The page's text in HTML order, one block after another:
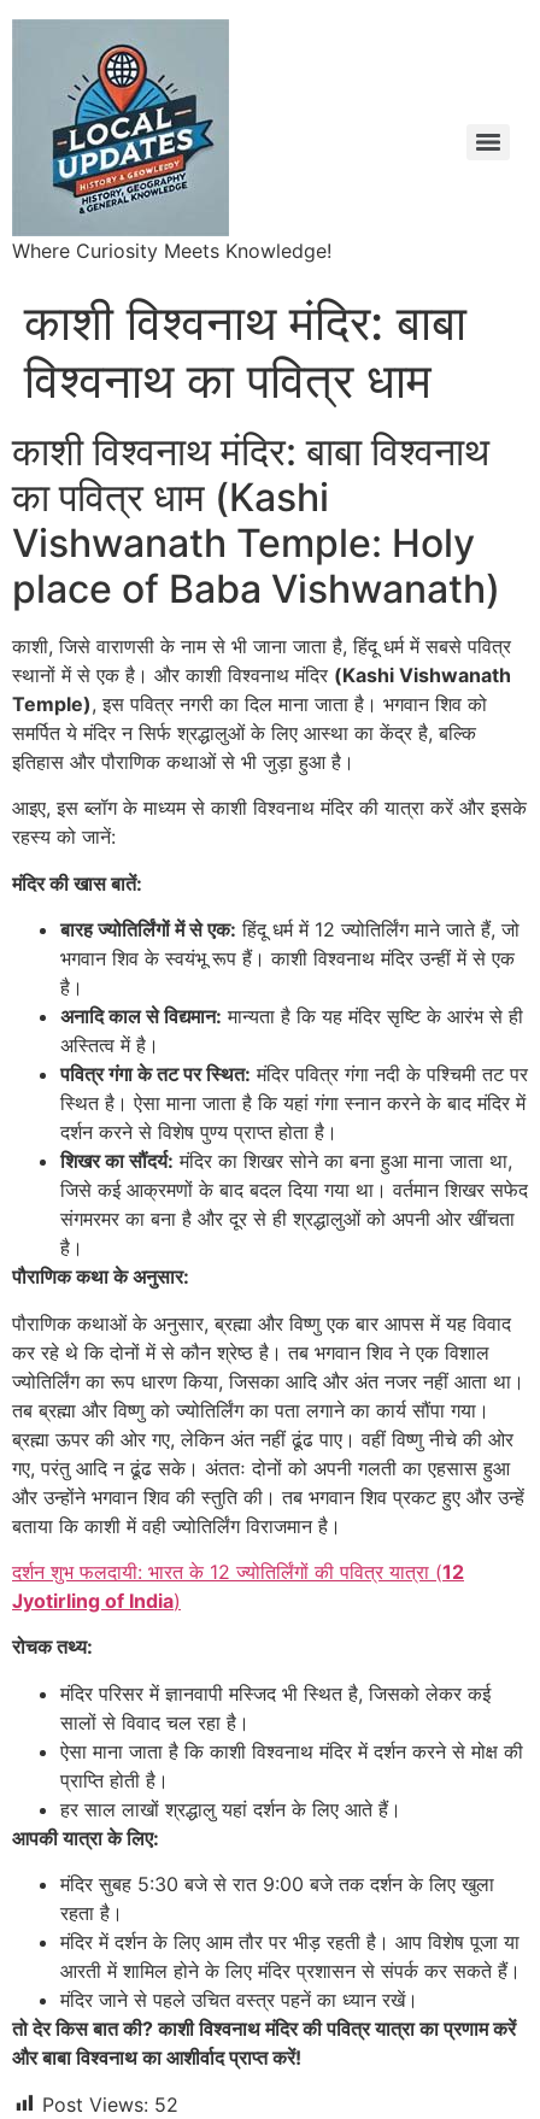
Where Curiosity Meets Knowledge!
काशी विश्वनाथ मंदिर: बाबा
विश्वनाथ का पवित्र धाम
काशी विश्वनाथ मंदिर: बाबा विश्वनाथ
का पवित्र धाम (Kashi
Vishwanath Temple: Holy
place of Baba Vishwanath)
काशी, जिसे वाराणसी के नाम से भी जाना जाता है, हिंदू धर्म में सबसे पवित्र
स्थानों में से एक है। और काशी विश्वनाथ मंदिर (Kashi Vishwanath
Temple), इस पवित्र नगरी का दिल माना जाता है। भगवान शिव को
समर्पित ये मंदिर न सिर्फ श्रद्धालुओं के लिए आस्था का केंद्र है, बल्कि
इतिहास और पौराणिक कथाओं से भी जुड़ा हुआ है।
आइए, इस ब्लॉग के माध्यम से काशी विश्वनाथ मंदिर की यात्रा करें और इसके
रहस्य को जानें:
मंदिर की खास बातें:
बारह ज्योतिर्लिंगों में से एक: हिंदू धर्म में 12 ज्योतिर्लिंग माने जाते हैं, जो
भगवान शिव के स्वयंभू रूप हैं। काशी विश्वनाथ मंदिर उन्हीं में से एक
है।
अनादि काल से विद्यमान: मान्यता है कि यह मंदिर सृष्टि के आरंभ से ही
अस्तित्व में है।
पवित्र गंगा के तट पर स्थित: मंदिर पवित्र गंगा नदी के पश्चिमी तट पर
स्थित है। ऐसा माना जाता है कि यहां गंगा स्नान करने के बाद मंदिर में
दर्शन करने से विशेष पुण्य प्राप्त होता है।
शिखर का सौंदर्य: मंदिर का शिखर सोने का बना हुआ माना जाता था,
जिसे कई आक्रमणों के बाद बदल दिया गया था। वर्तमान शिखर सफेद
संगमरमर का बना है और दूर से ही श्रद्धालुओं को अपनी ओर खींचता
है।
पौराणिक कथा के अनुसार:
पौराणिक कथाओं के अनुसार, ब्रह्मा और विष्णु एक बार आपस में यह विवाद
कर रहे थे कि दोनों में से कौन श्रेष्ठ है। तब भगवान शिव ने एक विशाल
ज्योतिर्लिंग का रूप धारण किया, जिसका आदि और अंत नजर नहीं आता था।
तब ब्रह्मा और विष्णु को ज्योतिर्लिंग का पता लगाने का कार्य सौंपा गया।
ब्रह्मा ऊपर की ओर गए, लेकिन अंत नहीं ढूंढ पाए। वहीं विष्णु नीचे की ओर
गए, परंतु आदि न ढूंढ सके। अंततः दोनों को अपनी गलती का एहसास हुआ
और उन्होंने भगवान शिव की स्तुति की। तब भगवान शिव प्रकट हुए और उन्हें
बताया कि काशी में वही ज्योतिर्लिंग विराजमान है।
दर्शन शुभ फलदायी: भारत के 12 ज्योतिर्लिंगों की पवित्र यात्रा (12
Jyotirling of India)
रोचक तथ्य:
मंदिर परिसर में ज्ञानवापी मस्जिद भी स्थित है, जिसको लेकर कई
सालों से विवाद चल रहा है।
ऐसा माना जाता है कि काशी विश्वनाथ मंदिर में दर्शन करने से मोक्ष की
प्राप्ति होती है।
हर साल लाखों श्रद्धालु यहां दर्शन के लिए आते हैं।
आपकी यात्रा के लिए:
मंदिर सुबह 5:30 बजे से रात 9:00 बजे तक दर्शन के लिए खुला
रहता है।
मंदिर में दर्शन के लिए आम तौर पर भीड़ रहती है। आप विशेष पूजा या
आरती में शामिल होने के लिए मंदिर प्रशासन से संपर्क कर सकते हैं।
मंदिर जाने से पहले उचित वस्त्र पहनें का ध्यान रखें।
तो देर किस बात की? काशी विश्वनाथ मंदिर की पवित्र यात्रा का प्रणाम करें
और बाबा विश्वनाथ का आशीर्वाद प्राप्त करें!
Post Views: 52